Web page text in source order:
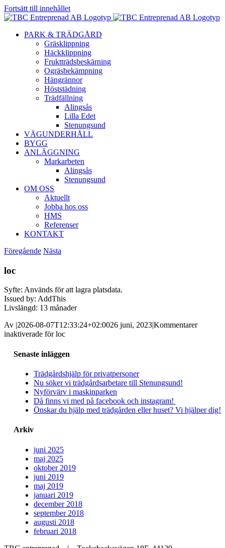
Fortsätt till innehållet
PARK & TRÄDGÅRD
Gräsklippning
Häckklippning
Fruktträdsbeskärning
Ogräsbekämpning
Hängrännor
Höststädning
Trädfällning
Alingsås
Lilla Edet
Stenungsund
VÄGUNDERHÅLL
BYGG
ANLÄGGNING
Markarbeten
Alingsås
Stenungsund
OM OSS
Aktuellt
Jobba hos oss
HMS
Referenser
KONTAKT
Föregående Nästa
loc
Syfte: Används för att lagra platsdata.
Issued by: AddThis
Livslängd: 13 månader
Av |2026-08-07T12:33:24+02:0026 juni, 2023|Kommentarer
inaktiverade för loc
Senaste inläggen
Trädgårdshjälp för privatpersoner
Nu söker vi trädgårdsarbetare till Stenungsund!
Nyförvärv i maskinparken
Då finns vi med på facebook och instagram!
Önskar du hjälp med trädgården eller huset? Vi hjälper dig!
Arkiv
juni 2025
maj 2025
oktober 2019
juni 2019
maj 2019
januari 2019
december 2018
september 2018
augusti 2018
februari 2018